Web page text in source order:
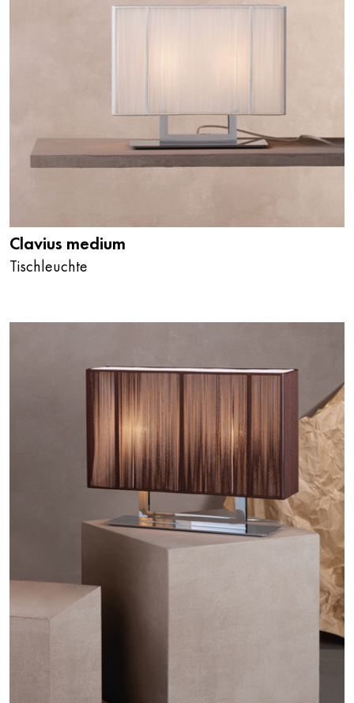
Clavius medium
Tischleuchte